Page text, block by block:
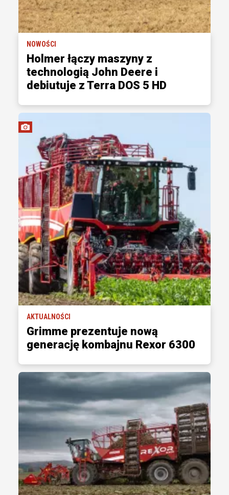
NOWOŚCI
Holmer łączy maszyny z
technologią John Deere i
debiutuje z Terra DOS 5 HD
AKTUALNOŚCI
Grimme prezentuje nową
generację kombajnu Rexor 6300